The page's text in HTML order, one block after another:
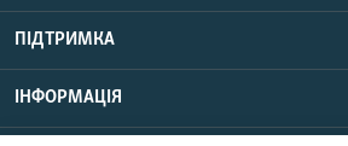
ПІДТРИМКА
ІНФОРМАЦІЯ